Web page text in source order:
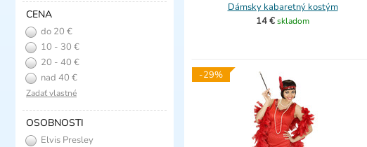
Dámsky kabaretný kostým
14 €skladom
-29%
CENA
do 20 €
10 - 30 €
20 - 40 €
nad 40 €
Zadať vlastné
OSOBNOSTI
Elvis Presley